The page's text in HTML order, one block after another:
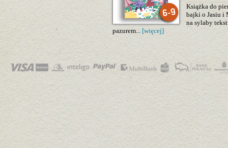
Książka do
bajki o Jasiu i
na sylaby
pazurem... [więcej]